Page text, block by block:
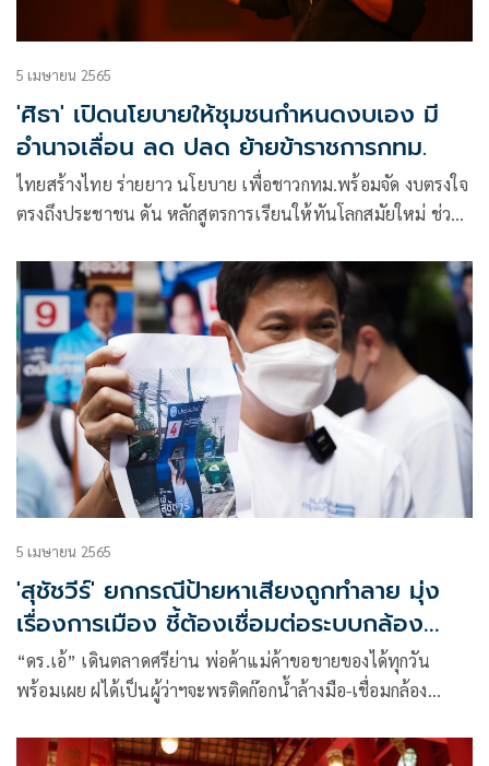
5 เมษายน 2565
'ศิธา' เปิดนโยบายให้ชุมชนกำหนดงบเอง มี
อำนาจเลื่อน ลด ปลด ย้ายข้าราชการกทม.
ไทยสร้างไทย ร่ายยาว นโยบาย เพื่อชาวกทม.พร้อมจัด งบตรงใจ
ตรงถึงประชาชน ดัน หลักสูตรการเรียนให้ทันโลกสมัยใหม่ ช่วย
5 เมษายน 2565
'สุชัชวีร์' ยกกรณีป้ายหาเสียงถูกทำลาย มุ่ง
เรื่องการเมือง ชี้ต้องเชื่อมต่อระบบกล้อง
วงจรปิด
“ดร.เอ้” เดินตลาดศรีย่าน พ่อค้าแม่ค้าขอขายของได้ทุกวัน
พร้อมเผย ฝได้เป็นผู้ว่าฯจะพรติดก๊อกน้ำล้างมือ-เชื่อมกล้อง